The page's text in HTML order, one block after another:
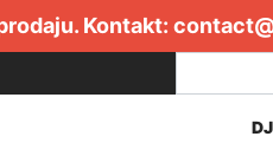
Kontakt: